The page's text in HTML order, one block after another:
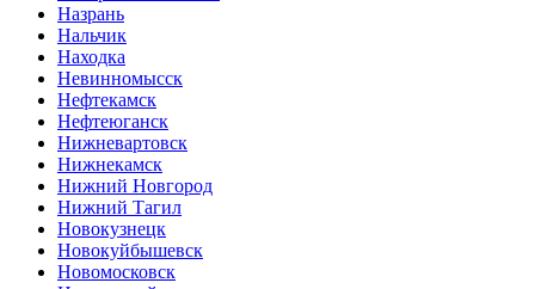
Назрань
Нальчик
Находка
Невинномысск
Нефтекамск
Нефтеюганск
Нижневартовск
Нижнекамск
Нижний Новгород
Нижний Тагил
Новокузнецк
Новокуйбышевск
Новомосковск